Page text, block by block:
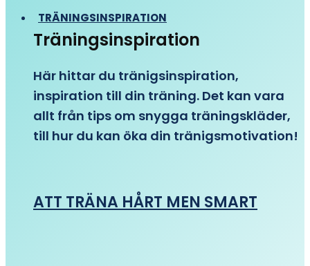
TRÄNINGSINSPIRATION
Träningsinspiration
Här hittar du tränigsinspiration,
inspiration till din träning. Det kan vara
allt från tips om snygga träningskläder,
till hur du kan öka din tränigsmotivation!
ATT TRÄNA HÅRT MEN SMART